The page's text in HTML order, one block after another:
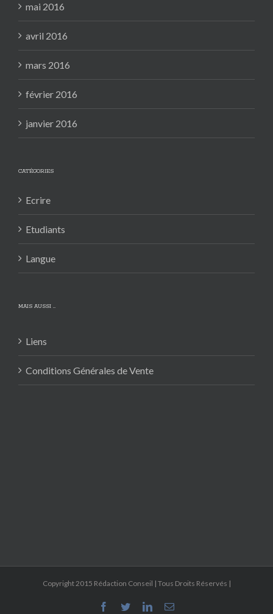
mai 2016
avril 2016
mars 2016
février 2016
janvier 2016
CATÉGORIES
Ecrire
Etudiants
Langue
MAIS AUSSI …
Liens
Conditions Générales de Vente
Copyright 2015 Rédaction Conseil | Tous Droits Réservés |
Facebook
TwitterLinkedinEmail